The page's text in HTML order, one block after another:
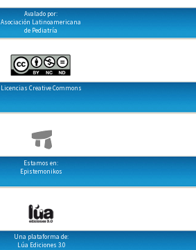
Avalado por:
Asociación Latinoamericana
de Pediatría
Licencias Creative Commons
Estamos en:
Epistemonikos
Una plataforma de:
Lúa Ediciones 3.0